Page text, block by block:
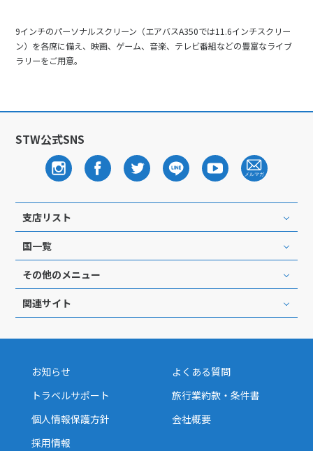
9インチのパーソナルスクリーン（エアバスA350では11.6インチスクリー
ン）を各席に備え、映画、ゲーム、音楽、テレビ番組などの豊富なライブ
ラリーをご用意。
STW公式SNS
支店リスト
国一覧
その他のメニュー
関連サイト
お知らせ
よくある質問
トラベルサポート
旅行業約款・条件書
個人情報保護方針
会社概要
採用情報